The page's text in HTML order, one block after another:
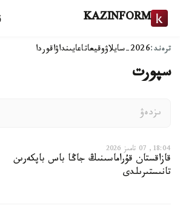
KAZINFORM
ترەند:2026-سايلاۋ وقيعاتاعايىنداۋاقوردا
سپورت
18:04, 07 تامىز 2026
قازاقستان قۇراماسىنىڭ جاڭا باس باپكەرىن
تانىستىرىلدى